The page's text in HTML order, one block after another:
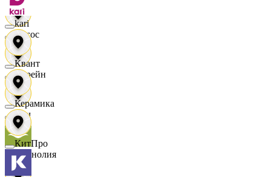
Логос
Лорейн
Луч
Магнолия
kari
Квант
Керамика
КитПро